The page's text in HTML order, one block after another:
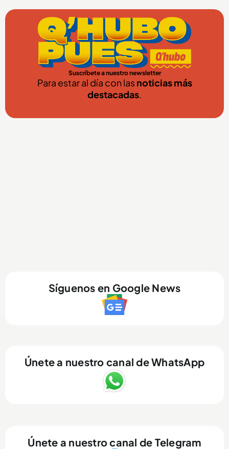
Suscríbete a nuestro newsletter
Para estar al día con lasnoticias más
destacadas.
Síguenos en Google News
Únete a nuestro canal de WhatsApp
Únete a nuestro canal de Telegram